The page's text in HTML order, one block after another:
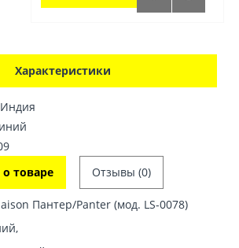
Характеристики
Индия
товаре
Отзывы (0)
Пантер/Panter (мод. LS-0078)